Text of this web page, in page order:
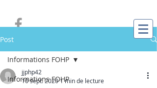
Post
Informations FOHP
Informations FOHP
jjphp42
10 sept. 2020 1 min de lecture